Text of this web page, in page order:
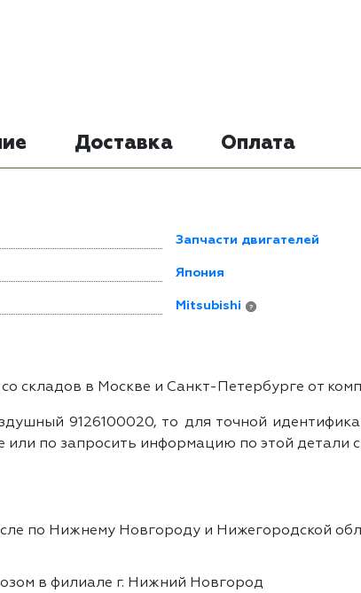
Доставка Оплата
Запчасти двигателей
Япония
Mitsubishi ?
складов в Москве и Санкт-Петербурге от
9126100020, то для точной
по запросить информацию по этой детали
по Нижнему Новгороду и Нижегородской
в филиале г. Нижний Новгород